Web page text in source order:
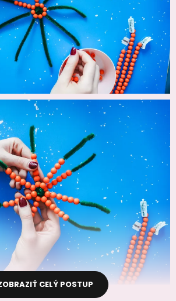
CELÝ POSTUP